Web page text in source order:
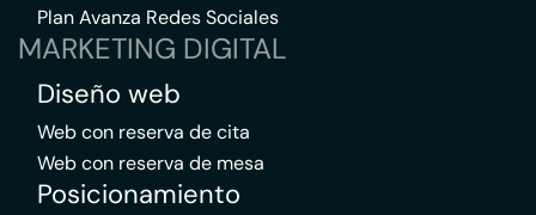
Plan Avanza Redes Sociales
MARKETING DIGITAL
Diseño web
Web con reserva de cita
Web con reserva de mesa
Posicionamiento